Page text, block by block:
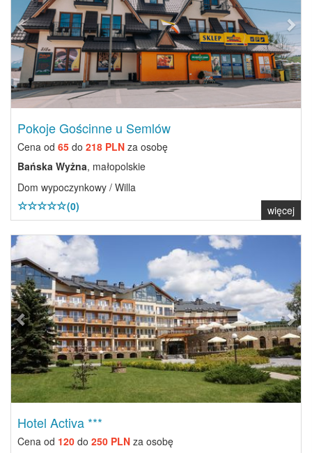
Pokoje Gościnne u Semlów
Cena od 65 do 218 PLN za osobę
Bańska Wyżna, małopolskie
Dom wypoczynkowy / Willa
(0)
więcej
Previous Next
Hotel Activa ***
Cena od 120 do 250 PLN za osobę